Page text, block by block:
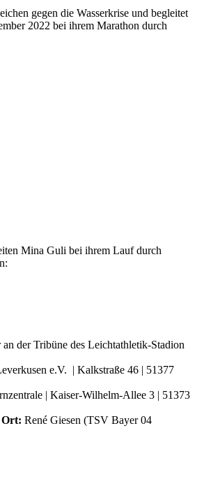
gegen die Wasserkrise und begleitet
2022 bei ihrem Marathon durch
Mina Guli bei ihrem Lauf durch
an der Tribüne des Leichtathletik-Stadion
e.V. | Kalkstraße 46 | 51377
| Kaiser-Wilhelm-Allee 3 | 51373
Ort: René Giesen (TSV Bayer 04